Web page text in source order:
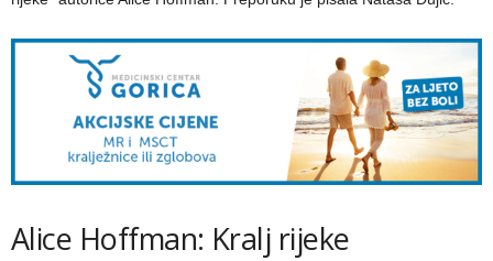
Alice Hoffman: Kralj rijeke